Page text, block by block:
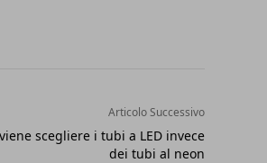
Articolo Successivo
scegliere i tubi a LED invece
dei tubi al neon